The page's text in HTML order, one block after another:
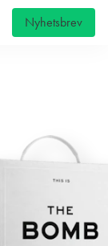
Nyhetsbrev